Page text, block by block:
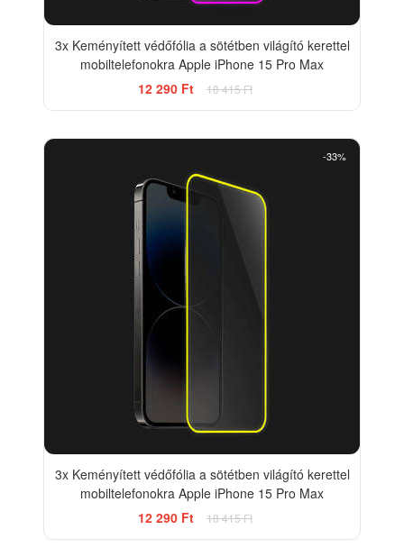
3x Keményített védőfólia a sötétben világító kerettel
mobiltelefonokra Apple iPhone 15 Pro Max
12 290 Ft
18 415 Ft
-33%
3x Keményített védőfólia a sötétben világító kerettel
mobiltelefonokra Apple iPhone 15 Pro Max
12 290 Ft
18 415 Ft